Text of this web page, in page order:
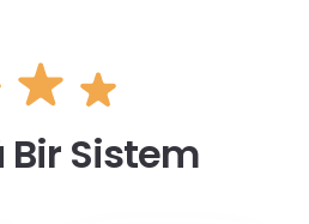
Bir Sistem